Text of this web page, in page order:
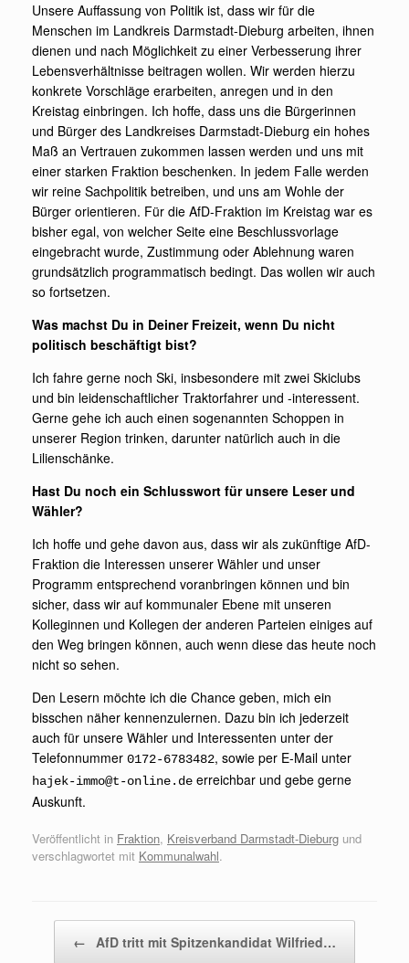
Unsere Auffassung von Politik ist, dass wir für die
Menschen im Landkreis Darmstadt-Dieburg arbeiten, ihnen
dienen und nach Möglichkeit zu einer Verbesserung ihrer
Lebensverhältnisse beitragen wollen. Wir werden hierzu
konkrete Vorschläge erarbeiten, anregen und in den
Kreistag einbringen. Ich hoffe, dass uns die Bürgerinnen
und Bürger des Landkreises Darmstadt-Dieburg ein hohes
Maß an Vertrauen zukommen lassen werden und uns mit
einer starken Fraktion beschenken. In jedem Falle werden
wir reine Sachpolitik betreiben, und uns am Wohle der
Bürger orientieren. Für die AfD-Fraktion im Kreistag war es
bisher egal, von welcher Seite eine Beschlussvorlage
eingebracht wurde, Zustimmung oder Ablehnung waren
grundsätzlich programmatisch bedingt. Das wollen wir auch
so fortsetzen.
Was machst Du in Deiner Freizeit, wenn Du nicht
politisch beschäftigt bist?
Ich fahre gerne noch Ski, insbesondere mit zwei Skiclubs
und bin leidenschaftlicher Traktorfahrer und -interessent.
Gerne gehe ich auch einen sogenannten Schoppen in
unserer Region trinken, darunter natürlich auch in die
Lilienschänke.
Hast Du noch ein Schlusswort für unsere Leser und
Wähler?
Ich hoffe und gehe davon aus, dass wir als zukünftige AfD-
Fraktion die Interessen unserer Wähler und unser
Programm entsprechend voranbringen können und bin
sicher, dass wir auf kommunaler Ebene mit unseren
Kolleginnen und Kollegen der anderen Parteien einiges auf
den Weg bringen können, auch wenn diese das heute noch
nicht so sehen.
Den Lesern möchte ich die Chance geben, mich ein
bisschen näher kennenzulernen. Dazu bin ich jederzeit
auch für unsere Wähler und Interessenten unter der
Telefonnummer 0172-6783482, sowie per E-Mail unter
hajek-immo@t-online.de erreichbar und gebe gerne
Auskunft.
Veröffentlicht in Fraktion, Kreisverband Darmstadt-Dieburg und
verschlagwortet mit Kommunalwahl.
← AfD tritt mit Spitzenkandidat Wilfried…